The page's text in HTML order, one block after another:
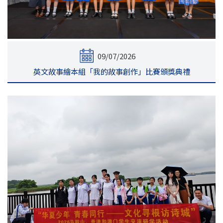
09/07/2026
英文故事繪本組「我的故事創作」比賽頒獎典禮